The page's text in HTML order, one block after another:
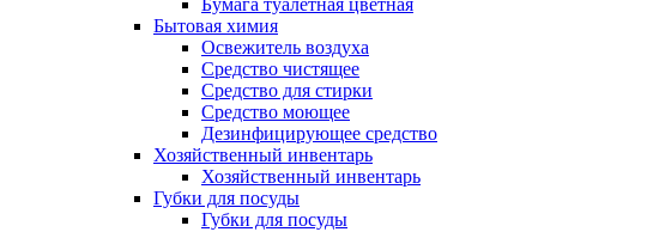
Бумага туалетная цветная
Бытовая химия
Освежитель воздуха
Средство чистящее
Средство для стирки
Средство моющее
Дезинфицирующее средство
Хозяйственный инвентарь
Хозяйственный инвентарь
Губки для посуды
Губки для посуды